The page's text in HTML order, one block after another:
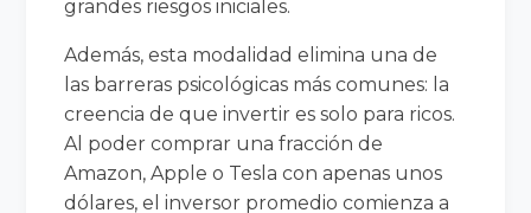
grandes riesgos iniciales.
Además, esta modalidad elimina una de
las barreras psicológicas más comunes: la
creencia de que invertir es solo para ricos.
Al poder comprar una fracción de
Amazon, Apple o Tesla con apenas unos
dólares, el inversor promedio comienza a